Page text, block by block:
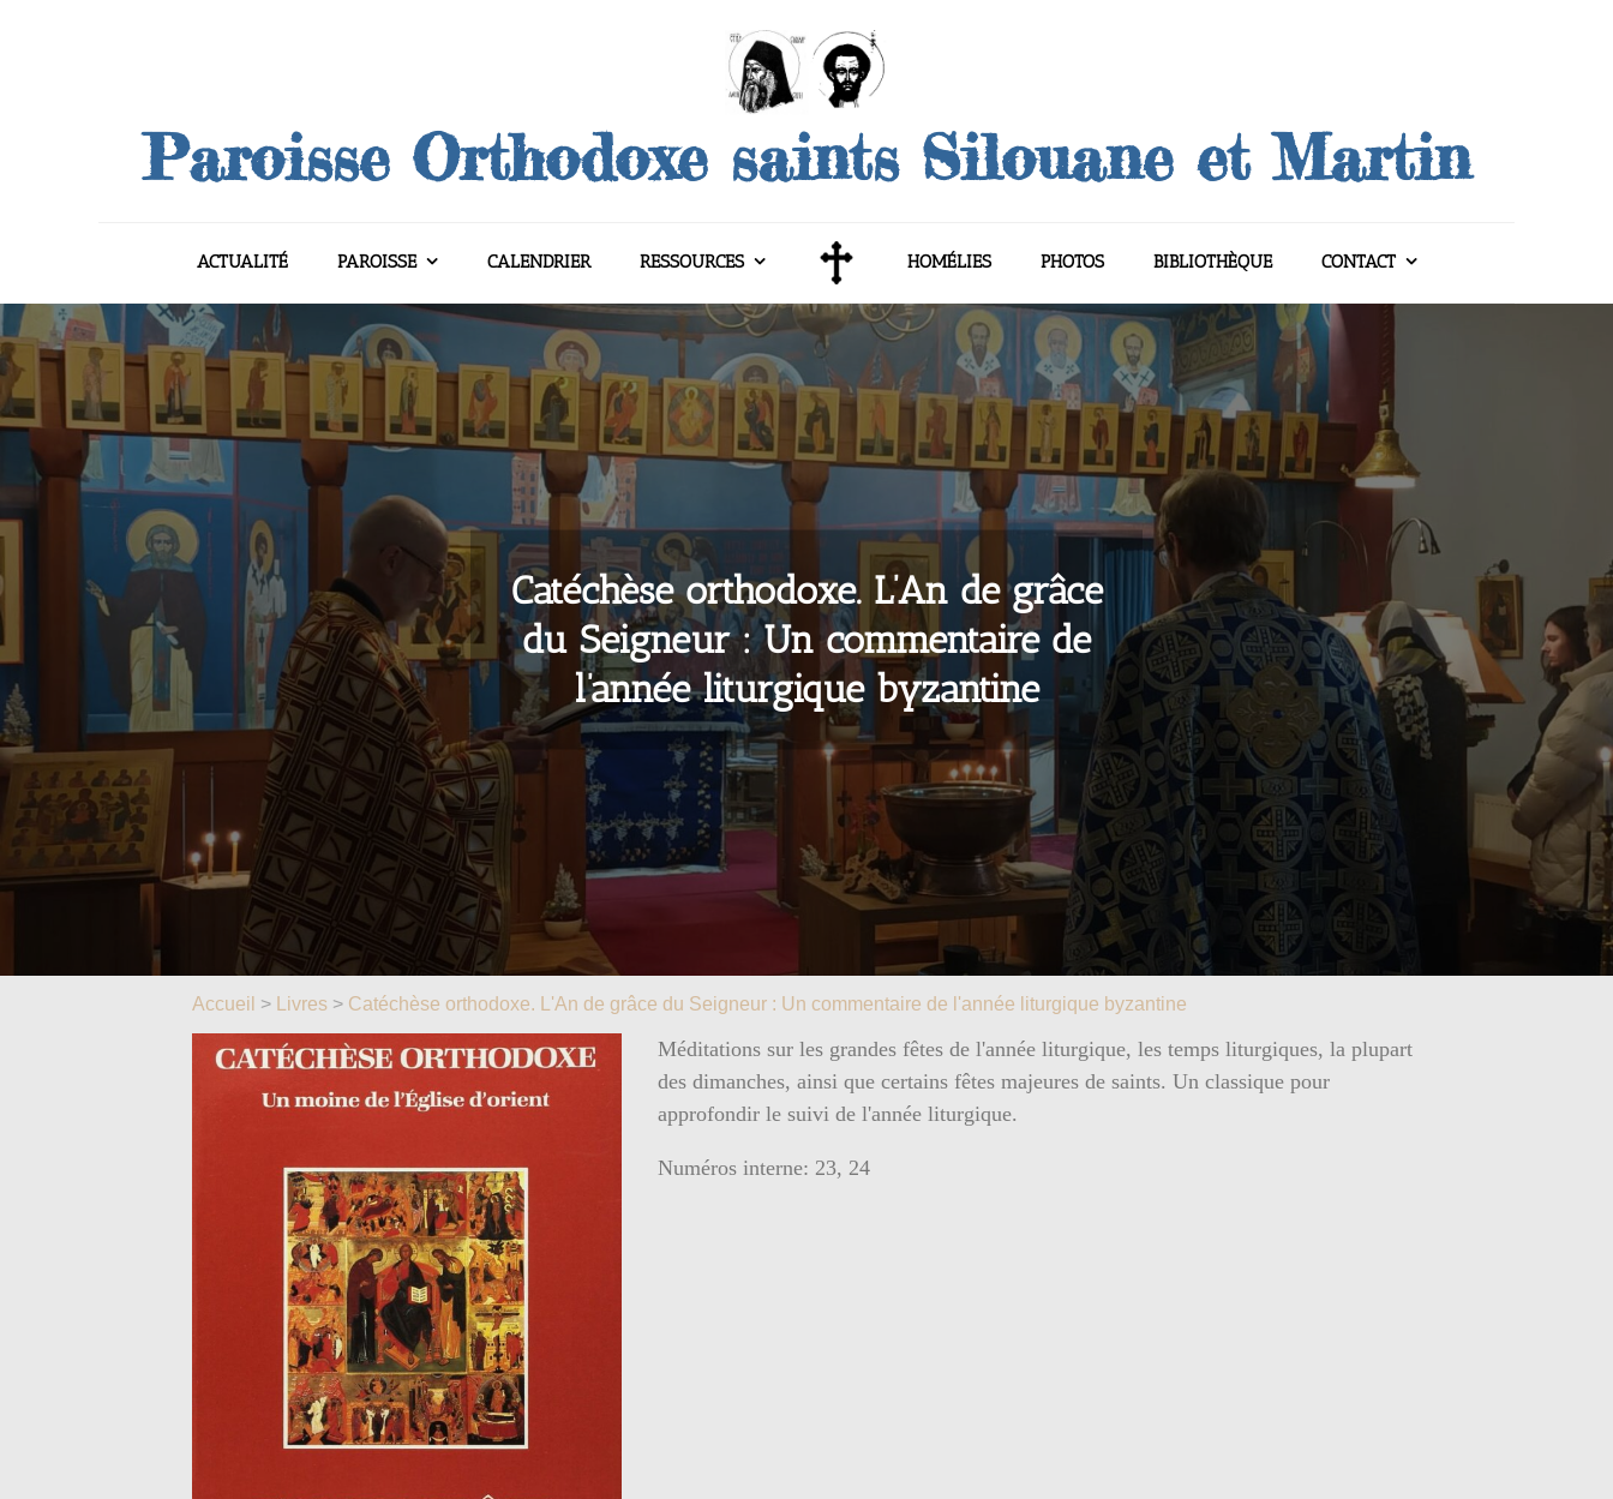
Paroisse Orthodoxe saints Silouane et Martin
ACTUALITÉ PAROISSE CALENDRIER RESSOURCES HOMÉLIES PHOTOS BIBLIOTHÈQUE CONTACT
Catéchèse orthodoxe. L’An de grâce
du Seigneur : Un commentaire de
l’année liturgique byzantine
Accueil > Livres > Catéchèse orthodoxe. L'An de grâce du Seigneur : Un commentaire de l'année liturgique byzantine
Méditations sur les grandes fêtes de l'année liturgique, les temps liturgiques, la plupart
des dimanches, ainsi que certains fêtes majeures de saints. Un classique pour
approfondir le suivi de l'année liturgique.
Numéros interne: 23, 24